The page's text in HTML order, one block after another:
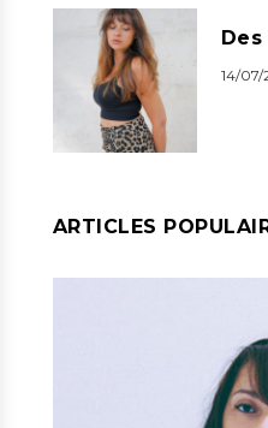
14/07/
ARTICLES